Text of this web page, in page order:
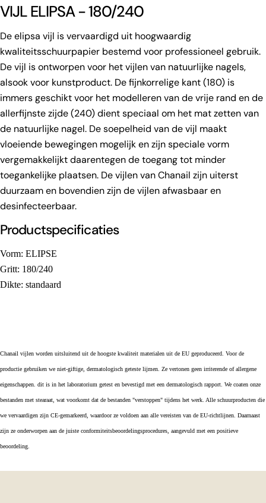
VIJL ELIPSA - 180/240
De elipsa vijl is vervaardigd uit hoogwaardig
kwaliteitsschuurpapier bestemd voor professioneel gebruik.
De vijl is ontworpen voor het vijlen van natuurlijke nagels,
alsook voor kunstproduct. De fijnkorrelige kant (180) is
immers geschikt voor het modelleren van de vrije rand en de
allerfijnste zijde (240) dient speciaal om het mat zetten van
de natuurlijke nagel. De soepelheid van de vijl maakt
vloeiende bewegingen mogelijk en zijn speciale vorm
vergemakkelijkt daarentegen de toegang tot minder
toegankelijke plaatsen. De vijlen van Chanail zijn uiterst
duurzaam en bovendien zijn de vijlen afwasbaar en
desinfecteerbaar.
Productspecificaties
Vorm: ELIPSE
Gritt: 180/240
Dikte: standaard
Chanail vijlen worden uitsluitend uit de hoogste kwaliteit materialen uit de EU geproduceerd. Voor de
productie gebruiken we niet-giftige, dermatologisch geteste lijmen. Ze vertonen geen irriterende of allergene
eigenschappen. dit is in het laboratorium getest en bevestigd met een dermatologisch rapport. We coaten onze
bestanden met stearaat, wat voorkomt dat de bestanden "verstoppen" tijdens het werk. Alle schuurproducten die
we vervaardigen zijn CE-gemarkeerd, waardoor ze voldoen aan alle vereisten van de EU-richtlijnen. Daarnaast
zijn ze onderworpen aan de juiste conformiteitsbeoordelingsprocedures, aangevuld met een positieve
beoordeling.